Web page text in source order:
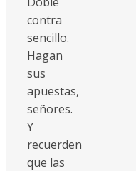
contra
sencillo.
Hagan
sus
apuestas,
señores.
Y
recuerden
que las